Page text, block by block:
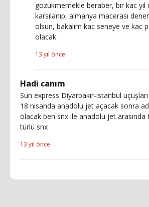
gozukmemekle beraber, bır kac
karsılanıp, almanya macerası
olsun, bakalım kac seneye ve kac
olacak.
13 yıl önce
Hadi canım
Sun express Diyarbakır-istanbul
18 nisanda anadolu jet açacak sonra
olacak ben snx ile anadolu jet
türlü snx
13 yıl önce